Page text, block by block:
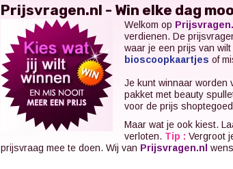
Prijsvragen.nl - Win elke dag
Welkom op
verdienen. De
waar je een prijs van wilt
bioscoopkaartjes of
Je kunt winnaar worden
pakket met beauty
voor de prijs shoptegoed
Maar wat je ook kiest.
verloten. Tip : Vergroot
prijsvraag mee te doen. Wij van Prijsvragen.nl